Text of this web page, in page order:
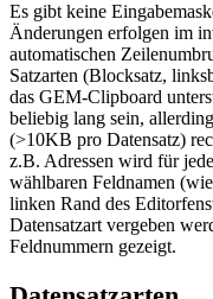
Es gibt keine
Änderungen erfolgen im
automatischen
Satzarten (Blocksatz,
das GEM-Clipboard
beliebig lang sein,
(>10KB pro Datensatz)
z.B. Adressen wird für
wählbaren Feldnamen
linken Rand des
Datensatzart vergeben
Feldnummern gezeigt.